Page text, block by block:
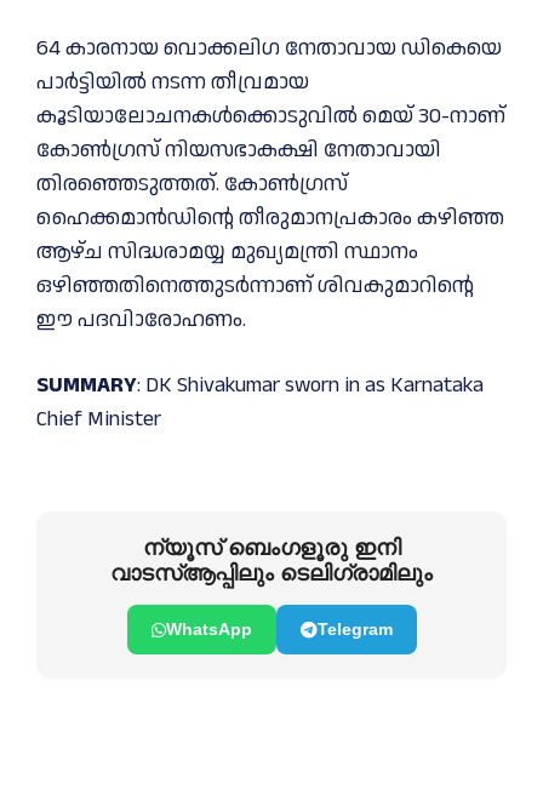
64 കാരനായ വൊക്കലിഗ നേതാവായ ഡികെയെ
പാർട്ടിയില്‍ നടന്ന തീവ്രമായ
കൂടിയാലോചനകള്‍ക്കൊടുവില്‍ മെയ് 30-നാണ്
കോണ്‍ഗ്രസ് നിയസഭാകക്ഷി നേതാവായി
തിരഞ്ഞെടുത്തത്. കോണ്‍ഗ്രസ്
ഹൈക്കമാൻഡിന്റെ തീരുമാനപ്രകാരം കഴിഞ്ഞ
ആഴ്ച സിദ്ധരാമയ്യ മുഖ്യമന്ത്രി സ്ഥാനം
ഒഴിഞ്ഞതിനെത്തുടർന്നാണ് ശിവകുമാറിന്റെ
ഈ പദവിാരോഹണം.
SUMMARY: DK Shivakumar sworn in as Karnataka
Chief Minister
ന്യൂസ് ബെംഗളൂരു ഇനി
വാടസ്ആപ്പിലും ടെലിഗ്രാമിലും
WhatsApp Telegram